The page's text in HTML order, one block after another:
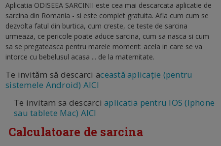
Aplicatia ODISEEA SARCINII este cea mai descarcata aplicatie de
sarcina din Romania - si este complet gratuita. Afla cum cum se
dezvolta fatul din burtica, cum creste, ce teste de sarcina
urmeaza, ce pericole poate aduce sarcina, cum sa nasca si cum
sa se pregateasca pentru marele moment: acela in care se va
intorce cu bebelusul acasa ... de la maternitate.
Te invităm să descarci această aplicație (pentru
sistemele Android) AICI
Te invitam sa descarciaplicatia pentru IOS (Iphone
sau tablete Mac) AICI
Calculatoare de sarcina